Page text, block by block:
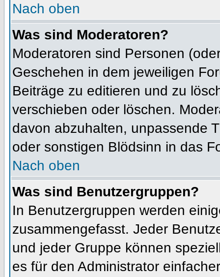
Nach oben
Was sind Moderatoren?
Moderatoren sind Personen
Geschehen in dem jeweiligen
Beiträge zu editieren und zu
verschieben oder löschen.
davon abzuhalten, unpassende
oder sonstigen Blödsinn in das
Nach oben
Was sind Benutzergruppen?
In Benutzergruppen werden
zusammengefasst. Jeder
und jeder Gruppe können
es für den Administrator